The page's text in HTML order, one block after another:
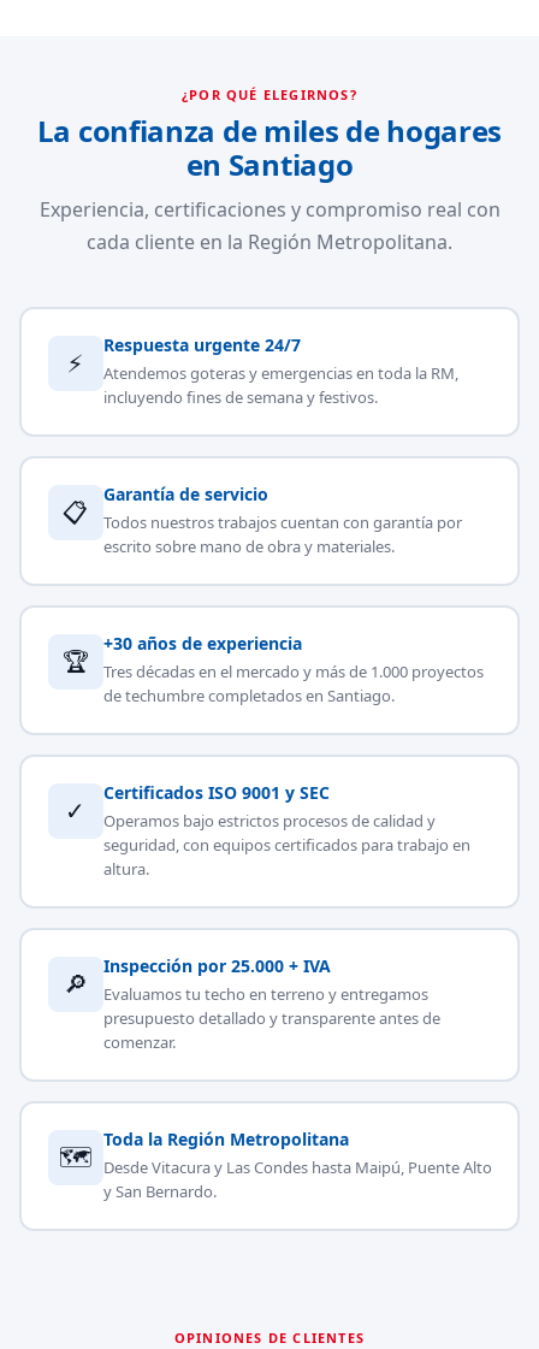
¿POR QUÉ ELEGIRNOS?
La confianza de miles de hogares
en Santiago
Experiencia, certificaciones y compromiso real con
cada cliente en la Región Metropolitana.
⚡
Respuesta urgente 24/7
Atendemos goteras y emergencias en toda la RM,
incluyendo fines de semana y festivos.
📋
Garantía de servicio
Todos nuestros trabajos cuentan con garantía por
escrito sobre mano de obra y materiales.
🏆
+30 años de experiencia
Tres décadas en el mercado y más de 1.000 proyectos
de techumbre completados en Santiago.
✓
Certificados ISO 9001 y SEC
Operamos bajo estrictos procesos de calidad y
seguridad, con equipos certificados para trabajo en
altura.
🔎
Inspección por 25.000 + IVA
Evaluamos tu techo en terreno y entregamos
presupuesto detallado y transparente antes de
comenzar.
🗺
Toda la Región Metropolitana
Desde Vitacura y Las Condes hasta Maipú, Puente Alto
y San Bernardo.
OPINIONES DE CLIENTES